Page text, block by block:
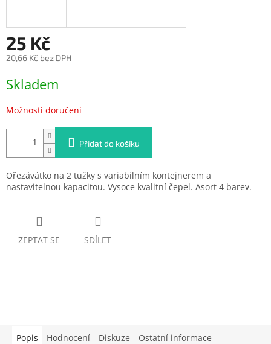
25 Kč
20,66 Kč bez DPH
cena:
Skladem
Možnosti doručení
Přidat do košíku
Ořezávátko na 2 tužky s variabilním kontejnerem a
nastavitelnou kapacitou. Vysoce kvalitní čepel. Asort 4 barev.
ZEPTAT SE SDÍLET
Popis Hodnocení Diskuze Ostatní informace